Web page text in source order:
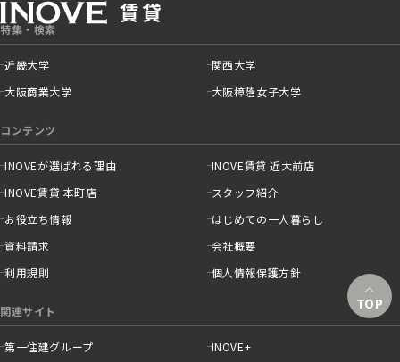
TOP
特集・検索
近畿大学
関西大学
大阪商業大学
大阪樟蔭女子大学
コンテンツ
INOVEが選ばれる理由
INOVE賃貸 近大前店
INOVE賃貸 本町店
スタッフ紹介
お役立ち情報
はじめての一人暮らし
資料請求
会社概要
利用規則
個人情報保護方針
関連サイト
第一住建グループ INOVE+